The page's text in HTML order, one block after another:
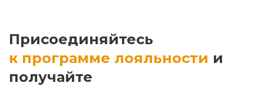
Присоединяйтесь
к программе лояльности и
получайте